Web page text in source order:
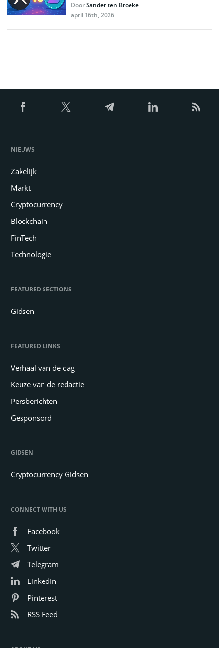
DoorSander ten Broeke
april 16th, 2026
NIEUWS
Zakelijk
Markt
Cryptocurrency
Blockchain
FinTech
Technologie
FEATURED SECTIONS
Gidsen
FEATURED LINKS
Verhaal van de dag
Keuze van de redactie
Persberichten
Gesponsord
GIDSEN
Cryptocurrency Gidsen
CONNECT WITH US
Facebook
Twitter
Telegram
LinkedIn
Pinterest
RSS Feed